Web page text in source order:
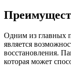
Одним из главных
является
восстановления.
которая может